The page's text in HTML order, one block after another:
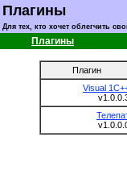
Плагины
Для тех, кто хочет облегчить
Плагины
Плагин
Visual